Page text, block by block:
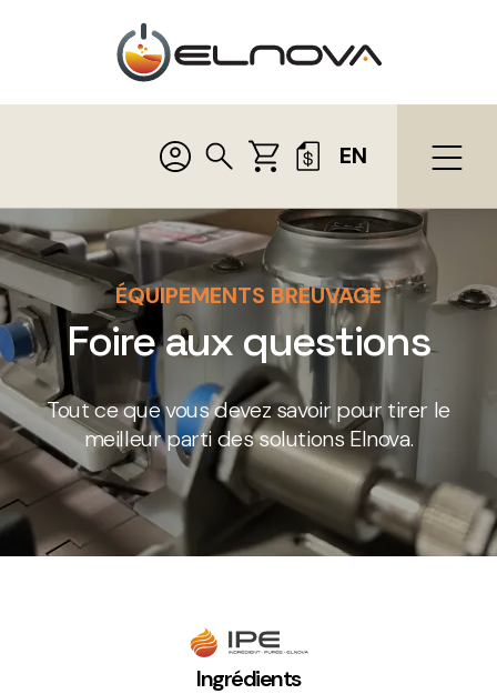
EN
ÉQUIPEMENTS BREUVAGE
Foire aux questions
Tout ce que vous devez savoir pour tirer le
meilleur parti des solutions Elnova.
Ingrédients